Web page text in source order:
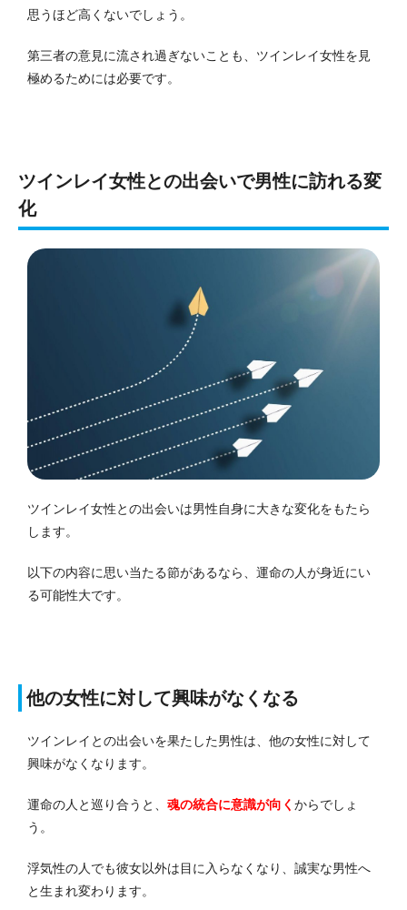
思うほど高くないでしょう。
第三者の意見に流され過ぎないことも、ツインレイ女性を見
極めるためには必要です。
ツインレイ女性との出会いで男性に訪れる変
化
ツインレイ女性との出会いは男性自身に大きな変化をもたら
します。
以下の内容に思い当たる節があるなら、運命の人が身近にい
る可能性大です。
他の女性に対して興味がなくなる
ツインレイとの出会いを果たした男性は、他の女性に対して
興味がなくなります。
運命の人と巡り合うと、 魂の統合に意識が向く からでしょ
う。
浮気性の人でも彼女以外は目に入らなくなり、誠実な男性へ
と生まれ変わります。